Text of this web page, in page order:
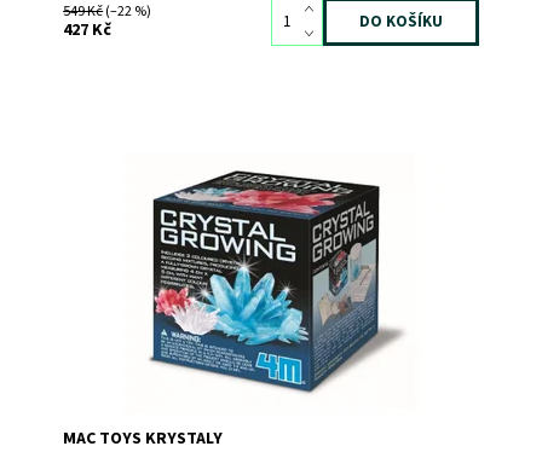
549 Kč(–22 %)
427 Kč
Skladem>3
10092
MAC TOYS
MAC TOYS KRYSTALY